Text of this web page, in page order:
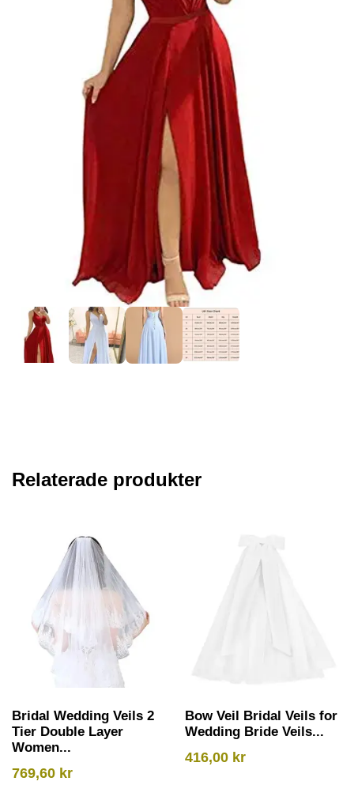
Relaterade produkter
Bridal Wedding Veils 2
Tier Double Layer
Women...
769,60 kr
Bow Veil Bridal Veils for
Wedding Bride Veils...
416,00 kr